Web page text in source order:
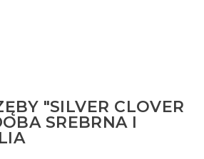
"SILVER CLOVER
SREBRNA I